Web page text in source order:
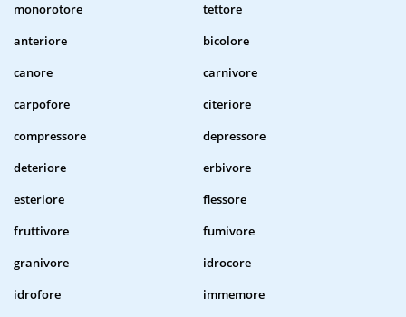
monorotore
tettore
anteriore
bicolore
canore
carnivore
carpofore
citeriore
compressore
depressore
deteriore
erbivore
esteriore
flessore
fruttivore
fumivore
granivore
idrocore
idrofore
immemore